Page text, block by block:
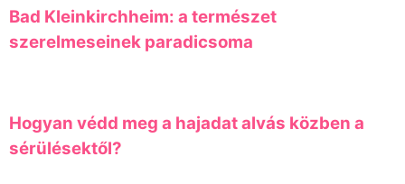
Bad Kleinkirchheim: a természet
szerelmeseinek paradicsoma
Hogyan védd meg a hajadat alvás közben a
sérülésektől?